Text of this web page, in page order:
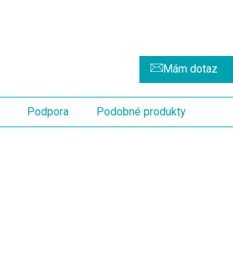
Mám dotaz
Podpora Podobné produkty